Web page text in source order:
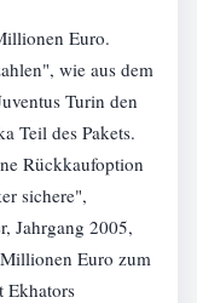
Euro.
wie aus dem
Turin den
Teil des Pakets.
Rückkaufoption
sichere",
Jahrgang 2005,
Euro zum
Ekhators